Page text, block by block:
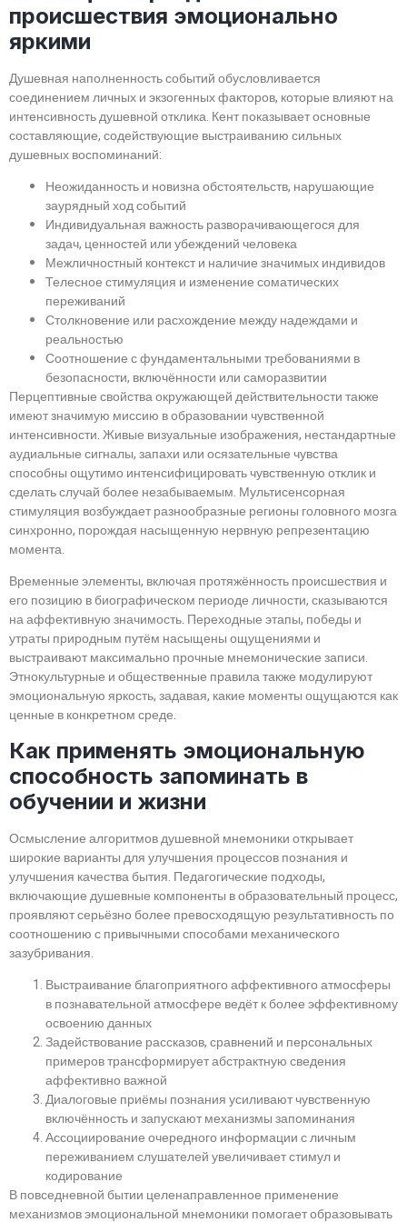
происшествия эмоционально
яркими
Душевная наполненность событий обусловливается
соединением личных и экзогенных факторов, которые влияют на
интенсивность душевной отклика. Кент показывает основные
составляющие, содействующие выстраиванию сильных
душевных воспоминаний:
Неожиданность и новизна обстоятельств, нарушающие
заурядный ход событий
Индивидуальная важность разворачивающегося для
задач, ценностей или убеждений человека
Межличностный контекст и наличие значимых индивидов
Телесное стимуляция и изменение соматических
переживаний
Столкновение или расхождение между надеждами и
реальностью
Соотношение с фундаментальными требованиями в
безопасности, включённости или саморазвитии
Перцептивные свойства окружающей действительности также
имеют значимую миссию в образовании чувственной
интенсивности. Живые визуальные изображения, нестандартные
аудиальные сигналы, запахи или осязательные чувства
способны ощутимо интенсифицировать чувственную отклик и
сделать случай более незабываемым. Мультисенсорная
стимуляция возбуждает разнообразные регионы головного мозга
синхронно, порождая насыщенную нервную репрезентацию
момента.
Временные элементы, включая протяжённость происшествия и
его позицию в биографическом периоде личности, сказываются
на аффективную значимость. Переходные этапы, победы и
утраты природным путём насыщены ощущениями и
выстраивают максимально прочные мнемонические записи.
Этнокультурные и общественные правила также модулируют
эмоциональную яркость, задавая, какие моменты ощущаются как
ценные в конкретном среде.
Как применять эмоциональную
способность запоминать в
обучении и жизни
Осмысление алгоритмов душевной мнемоники открывает
широкие варианты для улучшения процессов познания и
улучшения качества бытия. Педагогические подходы,
включающие душевные компоненты в образовательный процесс,
проявляют серьёзно более превосходящую результативность по
соотношению с привычными способами механического
зазубривания.
Выстраивание благоприятного аффективного атмосферы
в познавательной атмосфере ведёт к более эффективному
освоению данных
Задействование рассказов, сравнений и персональных
примеров трансформирует абстрактную сведения
аффективно важной
Диалоговые приёмы познания усиливают чувственную
включённость и запускают механизмы запоминания
Ассоциирование очередного информации с личным
переживанием слушателей увеличивает стимул и
кодирование
В повседневной бытии целенаправленное применение
механизмов эмоциональной мнемоники помогает образовывать